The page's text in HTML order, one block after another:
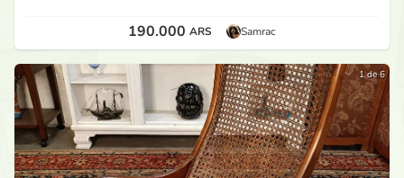
190.000 ARS Samrac
1 de 6